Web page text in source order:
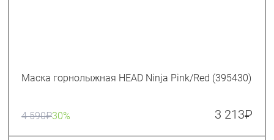
Маска горнолыжная HEAD Ninja Pink/Red (395430)
4 590₽30% 3 213₽